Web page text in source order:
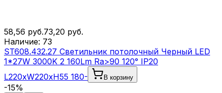
58,56 руб.73,20 руб.
Наличие: 73
ST608.432.27 Светильник потолочный Черный LED
1*27W 3000K 2 160Lm Ra>90 120° IP20
L220xW220xH55 180-
В корзину
-15%